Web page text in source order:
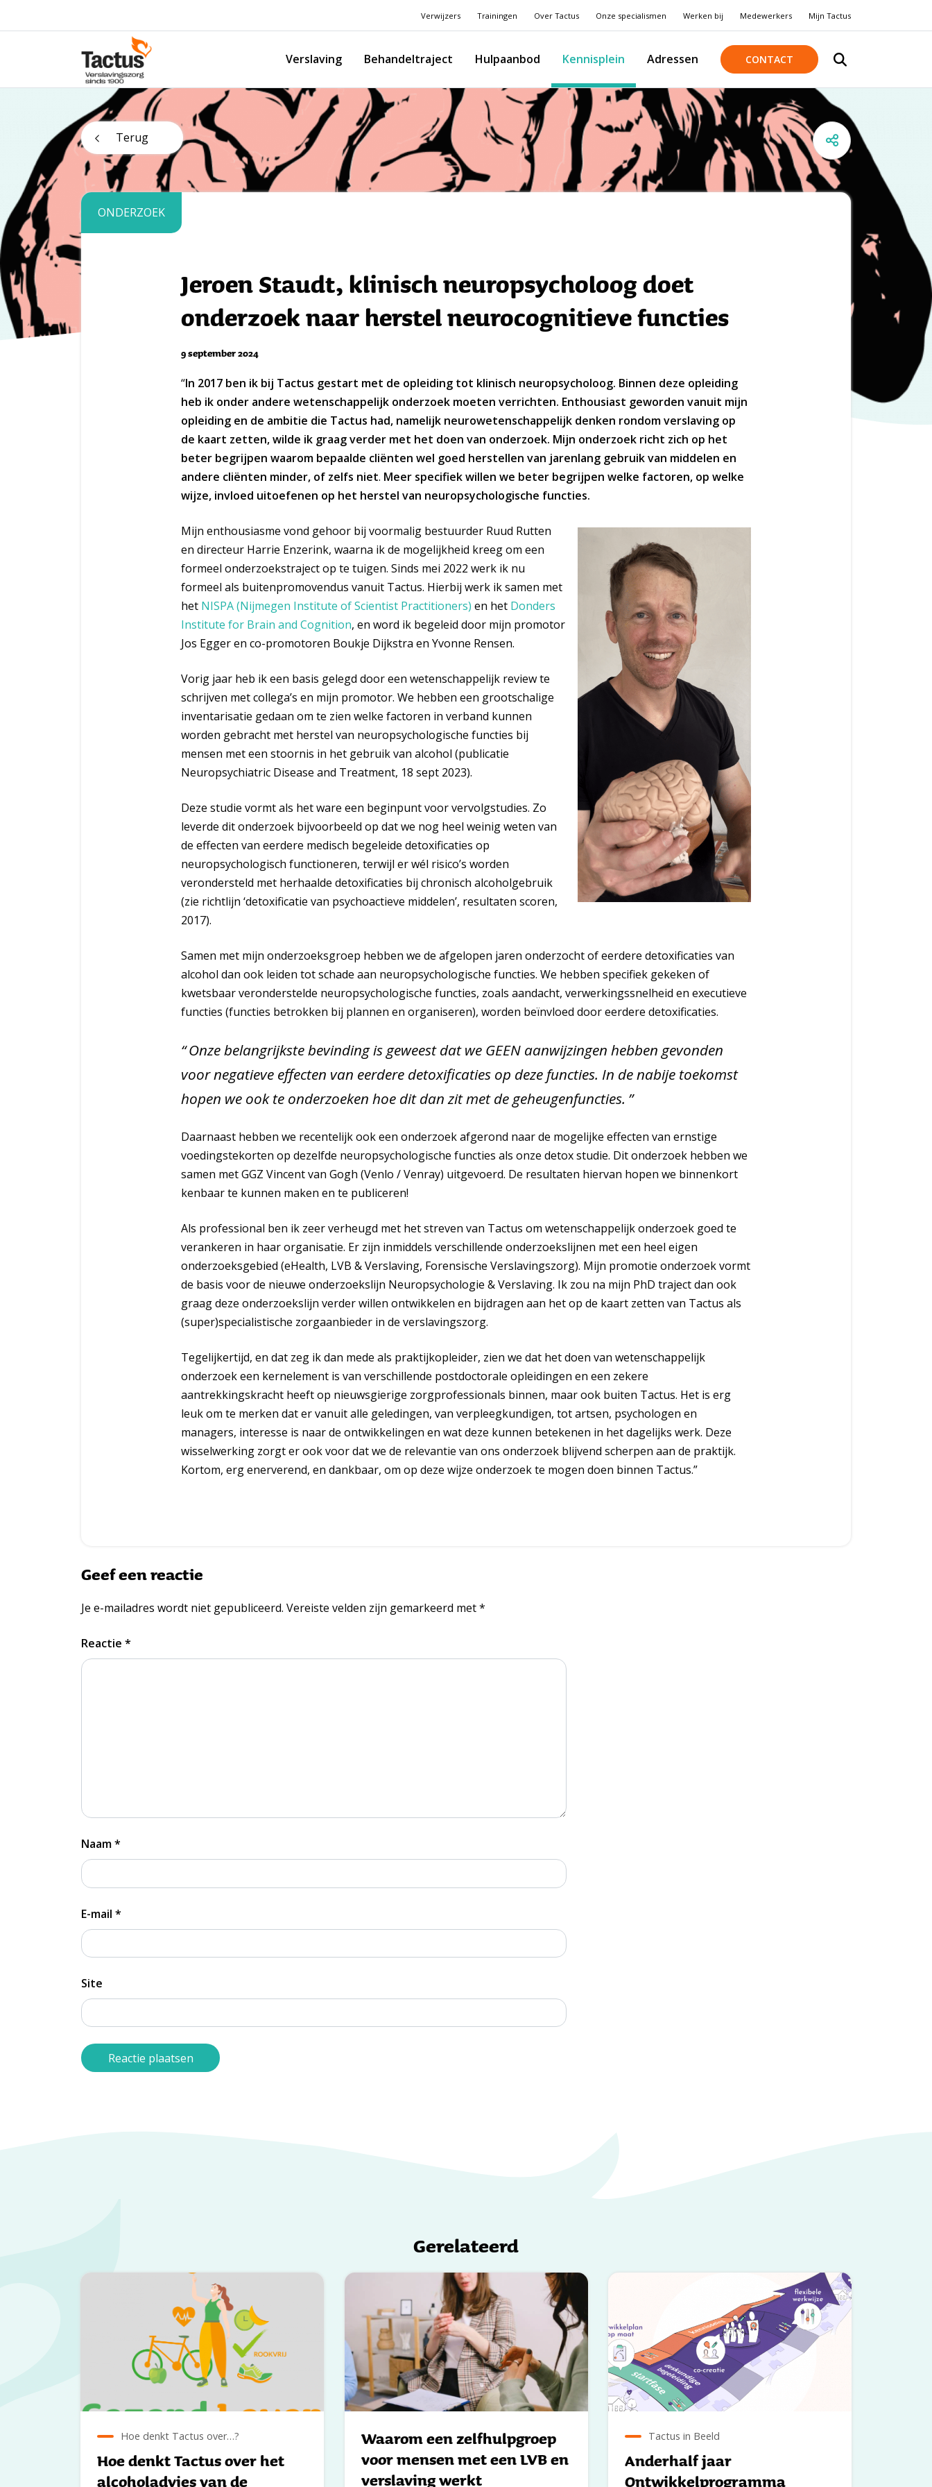
Verwijzers Trainingen Over Tactus Onze specialismen Werken bij Medewerkers Mijn Tactus
Tactus Verslavingszorg
Verslaving Behandeltraject Hulpaanbod Kennisplein Adressen CONTACT
Terug
ONDERZOEK
Jeroen Staudt, klinisch neuropsycholoog doet
onderzoek naar herstel neurocognitieve functies
9 september 2024
“In 2017 ben ik bij Tactus gestart met de opleiding tot klinisch neuropsycholoog. Binnen deze opleiding
heb ik onder andere wetenschappelijk onderzoek moeten verrichten. Enthousiast geworden vanuit mijn
opleiding en de ambitie die Tactus had, namelijk neurowetenschappelijk denken rondom verslaving op
de kaart zetten, wilde ik graag verder met het doen van onderzoek. Mijn onderzoek richt zich op het
beter begrijpen waarom bepaalde cliënten wel goed herstellen van jarenlang gebruik van middelen en
andere cliënten minder, of zelfs niet. Meer specifiek willen we beter begrijpen welke factoren, op welke
wijze, invloed uitoefenen op het herstel van neuropsychologische functies.
Mijn enthousiasme vond gehoor bij voormalig bestuurder Ruud Rutten
en directeur Harrie Enzerink, waarna ik de mogelijkheid kreeg om een
formeel onderzoekstraject op te tuigen. Sinds mei 2022 werk ik nu
formeel als buitenpromovendus vanuit Tactus. Hierbij werk ik samen met
het NISPA (Nijmegen Institute of Scientist Practitioners) en het Donders
Institute for Brain and Cognition, en word ik begeleid door mijn promotor
Jos Egger en co-promotoren Boukje Dijkstra en Yvonne Rensen.
Vorig jaar heb ik een basis gelegd door een wetenschappelijk review te
schrijven met collega’s en mijn promotor. We hebben een grootschalige
inventarisatie gedaan om te zien welke factoren in verband kunnen
worden gebracht met herstel van neuropsychologische functies bij
mensen met een stoornis in het gebruik van alcohol (publicatie
Neuropsychiatric Disease and Treatment, 18 sept 2023).
Deze studie vormt als het ware een beginpunt voor vervolgstudies. Zo
leverde dit onderzoek bijvoorbeeld op dat we nog heel weinig weten van
de effecten van eerdere medisch begeleide detoxificaties op
neuropsychologisch functioneren, terwijl er wél risico’s worden
verondersteld met herhaalde detoxificaties bij chronisch alcoholgebruik
(zie richtlijn ‘detoxificatie van psychoactieve middelen’, resultaten scoren,
2017).
Samen met mijn onderzoeksgroep hebben we de afgelopen jaren onderzocht of eerdere detoxificaties van
alcohol dan ook leiden tot schade aan neuropsychologische functies. We hebben specifiek gekeken of
kwetsbaar veronderstelde neuropsychologische functies, zoals aandacht, verwerkingssnelheid en executieve
functies (functies betrokken bij plannen en organiseren), worden beïnvloed door eerdere detoxificaties.
Onze belangrijkste bevinding is geweest dat we GEEN aanwijzingen hebben gevonden
voor negatieve effecten van eerdere detoxificaties op deze functies. In de nabije toekomst
hopen we ook te onderzoeken hoe dit dan zit met de geheugenfuncties.
Daarnaast hebben we recentelijk ook een onderzoek afgerond naar de mogelijke effecten van ernstige
voedingstekorten op dezelfde neuropsychologische functies als onze detox studie. Dit onderzoek hebben we
samen met GGZ Vincent van Gogh (Venlo / Venray) uitgevoerd. De resultaten hiervan hopen we binnenkort
kenbaar te kunnen maken en te publiceren!
Als professional ben ik zeer verheugd met het streven van Tactus om wetenschappelijk onderzoek goed te
verankeren in haar organisatie. Er zijn inmiddels verschillende onderzoekslijnen met een heel eigen
onderzoeksgebied (eHealth, LVB & Verslaving, Forensische Verslavingszorg). Mijn promotie onderzoek vormt
de basis voor de nieuwe onderzoekslijn Neuropsychologie & Verslaving. Ik zou na mijn PhD traject dan ook
graag deze onderzoekslijn verder willen ontwikkelen en bijdragen aan het op de kaart zetten van Tactus als
(super)specialistische zorgaanbieder in de verslavingszorg.
Tegelijkertijd, en dat zeg ik dan mede als praktijkopleider, zien we dat het doen van wetenschappelijk
onderzoek een kernelement is van verschillende postdoctorale opleidingen en een zekere
aantrekkingskracht heeft op nieuwsgierige zorgprofessionals binnen, maar ook buiten Tactus. Het is erg
leuk om te merken dat er vanuit alle geledingen, van verpleegkundigen, tot artsen, psychologen en
managers, interesse is naar de ontwikkelingen en wat deze kunnen betekenen in het dagelijks werk. Deze
wisselwerking zorgt er ook voor dat we de relevantie van ons onderzoek blijvend scherpen aan de praktijk.
Kortom, erg enerverend, en dankbaar, om op deze wijze onderzoek te mogen doen binnen Tactus.”
Geef een reactie
Je e-mailadres wordt niet gepubliceerd. Vereiste velden zijn gemarkeerd met*
Reactie *
Naam*
E-mail *
Site
Gerelateerd
Hoe denkt Tactus over…?
Hoe denkt Tactus over het
alcoholadvies van de
Waarom een zelfhulpgroep
voor mensen met een LVB en
verslaving werkt
Tactus in Beeld
Anderhalf jaar
Ontwikkelprogramma